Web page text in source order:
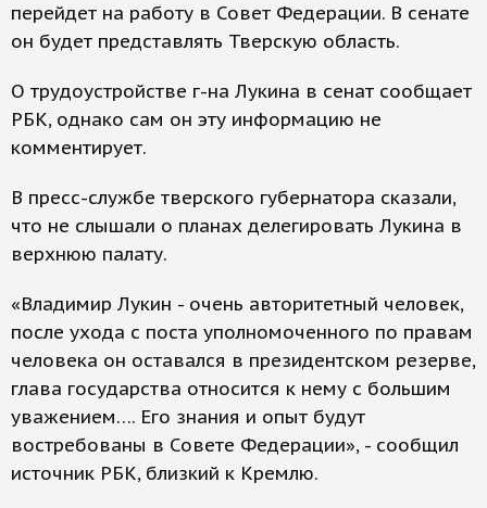
перейдет на работу в Совет Федерации. В сенате
он будет представлять Тверскую область.
О трудоустройстве г-на Лукина в сенат сообщает
РБК, однако сам он эту информацию не
комментирует.
В пресс-службе тверского губернатора сказали,
что не слышали о планах делегировать Лукина в
верхнюю палату.
«Владимир Лукин - очень авторитетный человек,
после ухода с поста уполномоченного по правам
человека он оставался в президентском резерве,
глава государства относится к нему с большим
уважением…. Его знания и опыт будут
востребованы в Совете Федерации», - сообщил
источник РБК, близкий к Кремлю.